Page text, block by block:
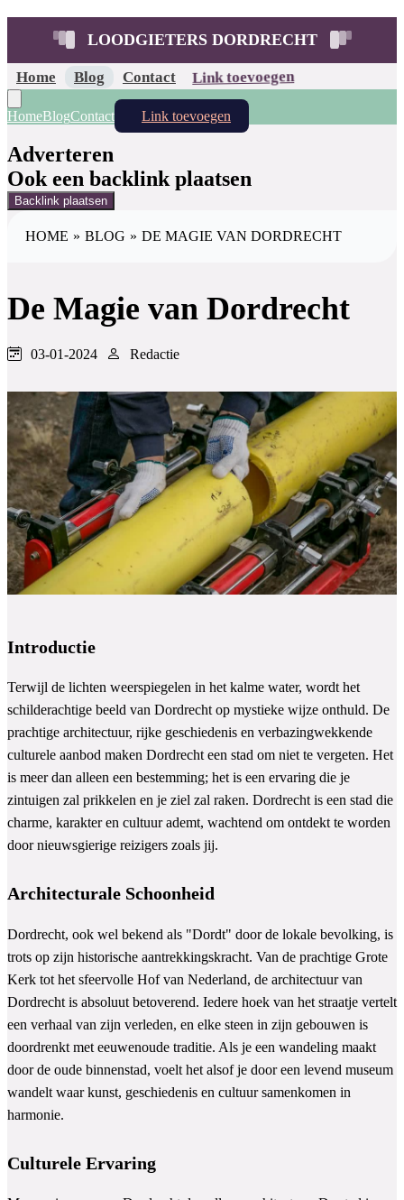
LOODGIETERS DORDRECHT
Home Blog Contact Link toevoegen
HomeBlogContact Link toevoegen
Adverteren
Ook een backlink plaatsen
Backlink plaatsen
HOME » BLOG » DE MAGIE VAN DORDRECHT
De Magie van Dordrecht
03-01-2024 Redactie
Introductie
Terwijl de lichten weerspiegelen in het kalme water, wordt het
schilderachtige beeld van Dordrecht op mystieke wijze onthuld. De
prachtige architectuur, rijke geschiedenis en verbazingwekkende
culturele aanbod maken Dordrecht een stad om niet te vergeten. Het
is meer dan alleen een bestemming; het is een ervaring die je
zintuigen zal prikkelen en je ziel zal raken. Dordrecht is een stad die
charme, karakter en cultuur ademt, wachtend om ontdekt te worden
door nieuwsgierige reizigers zoals jij.
Architecturale Schoonheid
Dordrecht, ook wel bekend als "Dordt" door de lokale bevolking, is
trots op zijn historische aantrekkingskracht. Van de prachtige Grote
Kerk tot het sfeervolle Hof van Nederland, de architectuur van
Dordrecht is absoluut betoverend. Iedere hoek van het straatje vertelt
een verhaal van zijn verleden, en elke steen in zijn gebouwen is
doordrenkt met eeuwenoude traditie. Als je een wandeling maakt
door de oude binnenstad, voelt het alsof je door een levend museum
wandelt waar kunst, geschiedenis en cultuur samenkomen in
harmonie.
Culturele Ervaring